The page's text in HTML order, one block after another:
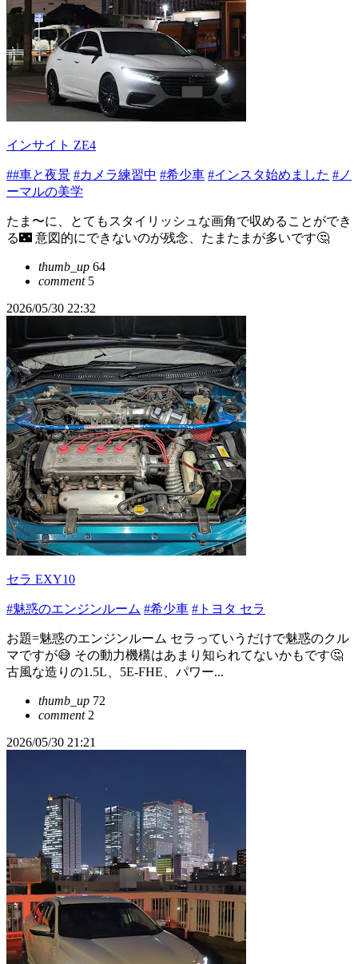
インサイト ZE4
##車と夜景 #カメラ練習中 #希少車 #インスタ始めました #ノ
ーマルの美学
たま〜に、とてもスタイリッシュな画角で収めることができ
る🌃 意図的にできないのが残念、たまたまが多いです🤔
thumb_up 64
comment5
2026/05/30 22:32
セラ EXY10
#魅惑のエンジンルーム #希少車 #トヨタ セラ
お題=魅惑のエンジンルーム セラっていうだけで魅惑のクル
マですが😅 その動力機構はあまり知られてないかもです🤔
古風な造りの1.5L、5E-FHE、パワー...
thumb_up 72
comment2
2026/05/30 21:21